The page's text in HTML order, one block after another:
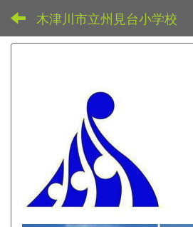
木津川市立州見台小学校